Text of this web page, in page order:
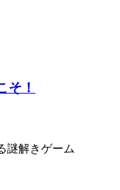
そ！
謎解きゲーム